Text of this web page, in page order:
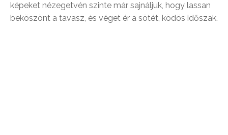
képeket nézegetvén szinte már sajnáljuk, hogy lassan
beköszönt a tavasz, és véget ér a sötét, ködös időszak.